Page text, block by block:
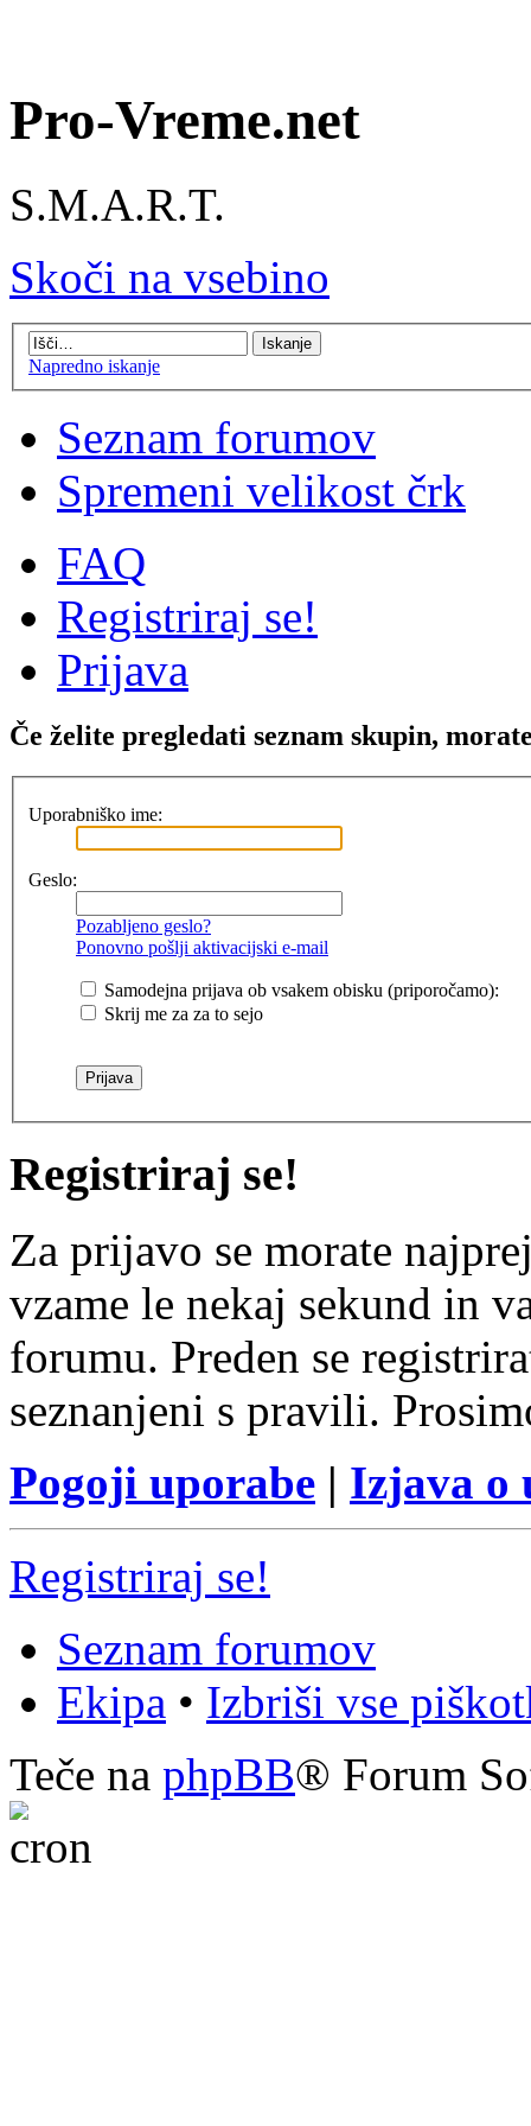
Pro-Vreme.net
S.M.A.R.T.
Skoči na vsebino
Napredno iskanje
Seznam forumov
Spremeni velikost črk
FAQ
Registriraj se!
Prijava
Če želite pregledati seznam skupin,
Uporabniško ime:
Geslo:
Pozabljeno geslo?
Ponovno pošlji aktivacijski e-mail
Samodejna prijava ob vsakem obisku (priporočamo):
Skrij me za za to sejo
Registriraj se!
Za prijavo se morate
vzame le nekaj sekund in
forumu. Preden se
seznanjeni s pravili.
Pogoji uporabe | Izjava o
Registriraj se!
Seznam forumov
Ekipa • Izbriši vse
Teče na phpBB® Forum